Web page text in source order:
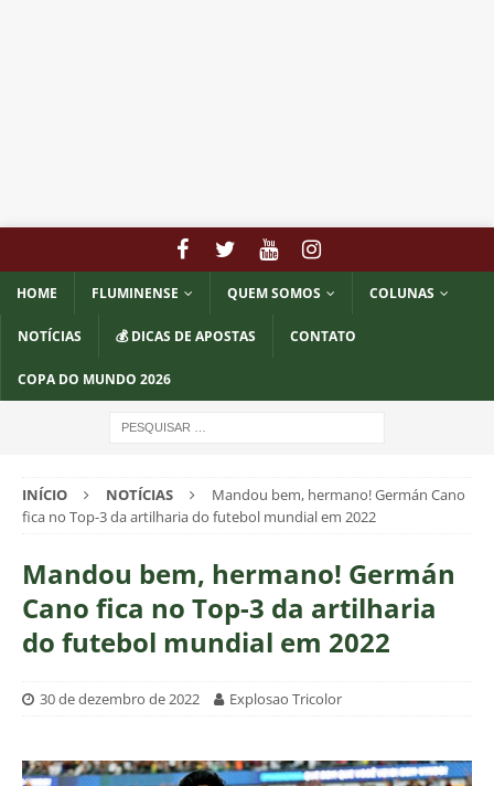
HOME FLUMINENSE QUEM SOMOS COLUNAS
NOTÍCIAS 💰 DICAS DE APOSTAS CONTATO
COPA DO MUNDO 2026
INÍCIO NOTÍCIAS
Mandou bem, hermano! Germán Cano
fica no Top-3 da artilharia do futebol mundial em 2022
Mandou bem, hermano! Germán
Cano fica no Top-3 da artilharia
do futebol mundial em 2022
30 de dezembro de 2022 Explosao Tricolor